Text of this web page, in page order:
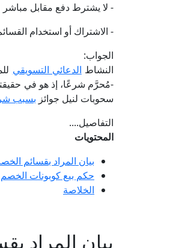
- لا يشترط دفع مقابل مباشر
- الاشتراك أو استخدام
الجواب:
النشاط الدعائي التسويقي
-مُحرَّم شرعًا، إذ هو في
سحوبات لنيل جوائز بسبب
التفاصيل....
المحتويات
بيان المراد بقسائم
حكم بيع كوبونات
الخلاصة
بيان المراد